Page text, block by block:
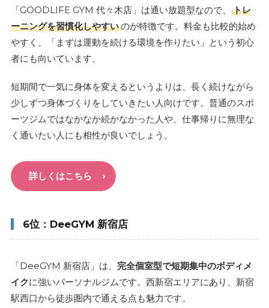
「GOODLIFE GYM 代々木店」は通い放題型なので、
トレ
ーニングを習慣化しやすいのが特徴です。料金も比較的始め
やすく、「まずは運動を続ける環境を作りたい」という初心
者にも向いています。
短期間で一気に身体を変えるというよりは、長く続けながら
少しずつ身体づくりをしていきたい人向けです。普通のスポ
ーツジムではなかなか続かなかった人や、仕事帰りに無理な
く通いたい人にも相性が良いでしょう。
詳しくはこちら
6位：DeeGYM 新宿店
「DeeGYM 新宿店」は、 完全個室型で短期集中のボディメ
イクに強いパーソナルジムです。西新宿エリアにあり、新宿
駅西口から徒歩圏内で通える点も魅力です。